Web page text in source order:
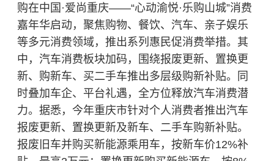
购在中国·爱尚重庆——“心动渝悦·乐购山城”消费
嘉年华启动，聚焦购物、餐饮、汽车、亲子娱乐
等多元消费领域，推出系列惠民促消费举措。其
中，汽车消费板块加码，围绕报废更新、置换更
新、购新车、买二手车推出多层级购新补贴。同
时叠加车企、平台礼遇，全方位释放汽车消费潜
力。据悉，今年重庆市针对个人消费者推出汽车
报废更新、置换更新及新车、二手车购新补贴。
报废旧车并购买新能源乘用车，按新车价12%补